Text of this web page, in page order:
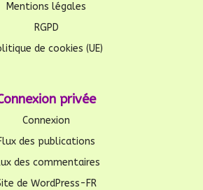
Mentions légales
RGPD
de cookies (UE)
privée
Connexion
des publications
des commentaires
de WordPress-FR